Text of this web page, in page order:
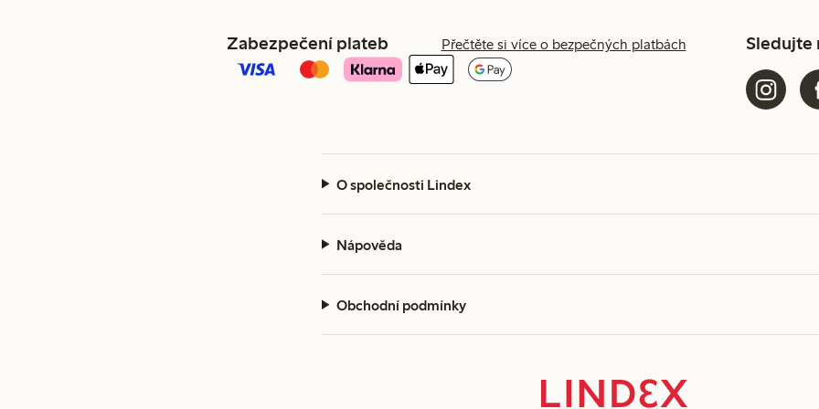
Zabezpečení plateb Přečtěte si více o bezpečných platbách Sledujte
O společnosti Lindex
Nápověda
Obchodní podmínky